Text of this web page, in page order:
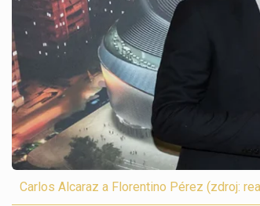
Carlos Alcaraz a Florentino Pérez (zdroj: